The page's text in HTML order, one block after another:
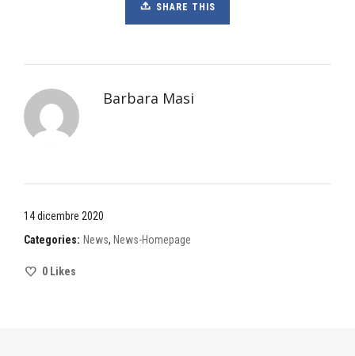
SHARE THIS
Barbara Masi
14 dicembre 2020
Categories: News, News-Homepage
0 Likes